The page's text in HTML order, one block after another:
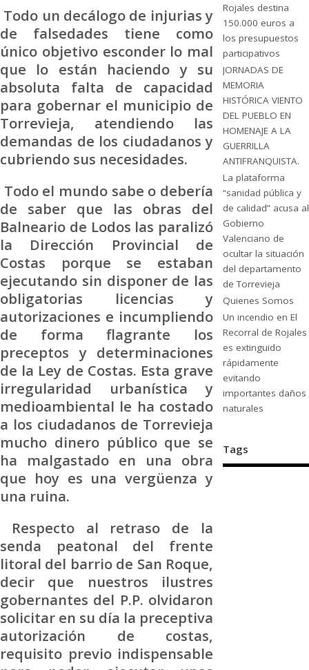
Todo un decálogo de injurias y
de falsedades tiene como
único objetivo esconder lo mal
que lo están haciendo y su
absoluta falta de capacidad
para gobernar el municipio de
Torrevieja, atendiendo las
demandas de los ciudadanos y
cubriendo sus necesidades.
Todo el mundo sabe o debería
de saber que las obras del
Balneario de Lodos las paralizó
la Dirección Provincial de
Costas porque se estaban
ejecutando sin disponer de las
obligatorias licencias y
autorizaciones e incumpliendo
de forma flagrante los
preceptos y determinaciones
de la Ley de Costas. Esta grave
irregularidad urbanística y
medioambiental le ha costado
a los ciudadanos de Torrevieja
mucho dinero público que se
ha malgastado en una obra
que hoy es una vergüenza y
una ruina.
Respecto al retraso de la
senda peatonal del frente
litoral del barrio de San Roque,
decir que nuestros ilustres
gobernantes del P.P. olvidaron
solicitar en su día la preceptiva
autorización de costas,
requisito previo indispensable
Rojales destina
150.000 euros a
los presupuestos
participativos
JORNADAS DE
MEMORIA
HISTÓRICA VIENTO
DEL PUEBLO EN
HOMENAJE A LA
GUERRILLA
ANTIFRANQUISTA.
La plataforma
“sanidad pública y
de calidad” acusa al
Gobierno
Valenciano de
ocultar la situación
del departamento
de Torrevieja
Quienes Somos
Un incendio en El
Recorral de Rojales
es extinguido
rápidamente
evitando
importantes daños
naturales
Tags